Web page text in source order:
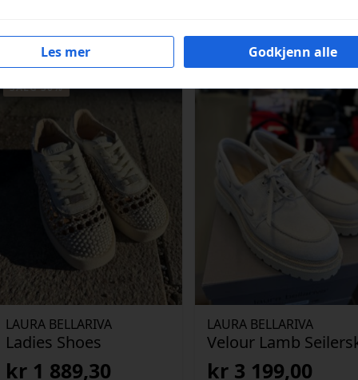
SALG 30%
LAURA BELLARIVA
Ladies Shoes
kr 1 889,30
LAURA BELLARIVA
Velour Lamb
kr 3 199,00
Les mer Godkjenn alle